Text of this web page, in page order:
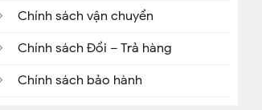
Chính sách vận chuyển
Chính sách Đổi – Trả hàng
Chính sách bảo hành